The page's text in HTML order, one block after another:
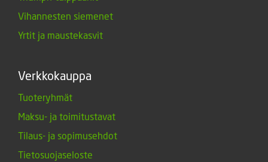
Vihannesten siemenet
Yrtit ja maustekasvit
Verkkokauppa
Tuoteryhmät
Maksu- ja toimitustavat
Tilaus- ja sopimusehdot
Tietosuojaseloste